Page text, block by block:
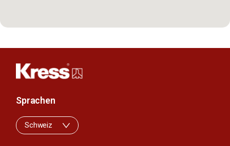
Sprachen
Schweiz